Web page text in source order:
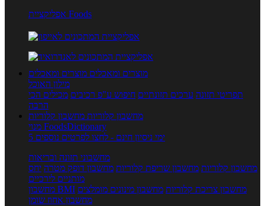
אפליקציית Foods
מוצרים ומאכלים מוצרים ומאכלים
מילון האוכל
תפריטי תזונה ערכים תזונתיים חיפוש ע"פ רכיבים מכילים הכי
הרבה
מחשבון קלוריות מחשבון קלוריות
מנוי FoodsDictionary
5 ימי ניסיון חינם - לחצו לפרטים נוספים
מחשבוני תזונה ובריאות
מחשבון קלוריות מחשבון שריפת קלוריות מחשבון דופק מטרה יחס
מותניים לירכיים
מחשבון BMI
מחשבון צריכת קלוריות מחשבון מינונים מומלצים
מחשבון אחוז שומן